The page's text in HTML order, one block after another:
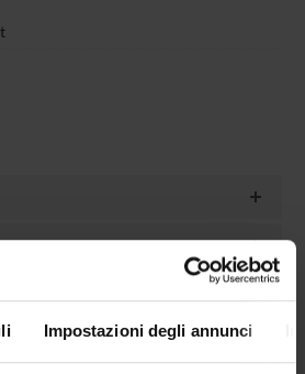
Impostazioni degli annunci